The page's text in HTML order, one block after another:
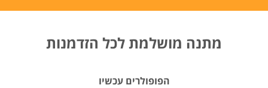
מתנה מושלמת לכל הזדמנות
הפופולרים עכשיו